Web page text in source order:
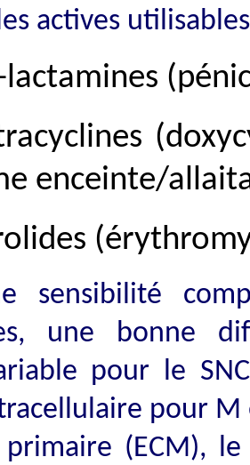
actives
lactamines
enceinte/
sensibilité
une bonne
pour le
pour M
primaire (ECM),